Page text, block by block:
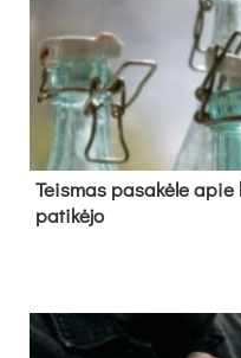
Teis­mas pa­sa­kė­le
pa­ti­kė­jo